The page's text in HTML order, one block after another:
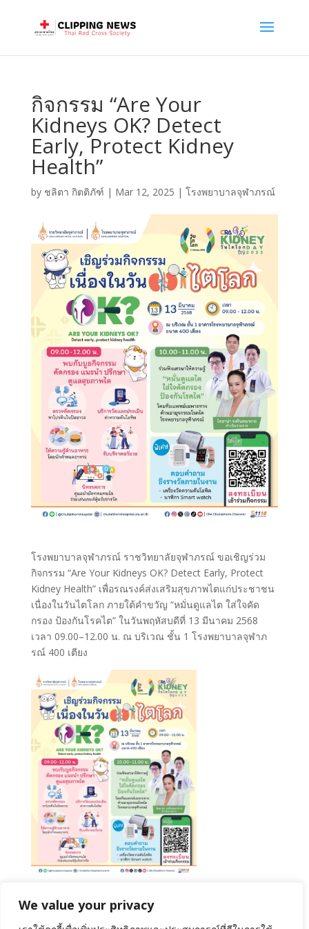
We value your privacy
กิจกรรม “Are Your
Kidneys OK? Detect
Early, Protect Kidney
Health”
by ชลิตา กิตติภัฑ์ | Mar 12, 2025 | โรงพยาบาลจุฬาภรณ์
โรงพยาบาลจุฬาภรณ์ ราชวิทยาลัยจุฬาภรณ์ ขอเชิญร่วม
กิจกรรม “Are Your Kidneys OK? Detect Early, Protect
Kidney Health” เพื่อรณรงค์ส่งเสริมสุขภาพไตแก่ประชาชน
เนื่องในวันไตโลก ภายใต้คำขวัญ “หมั่นดูแลไต ใส่ใจคัด
กรอง ป้องกันโรคไต” ในวันพฤหัสบดีที่ 13 มีนาคม 2568
เวลา 09.00–12.00 น. ณ บริเวณ ชั้น 1 โรงพยาบาลจุฬาภ
รณ์ 400 เตียง